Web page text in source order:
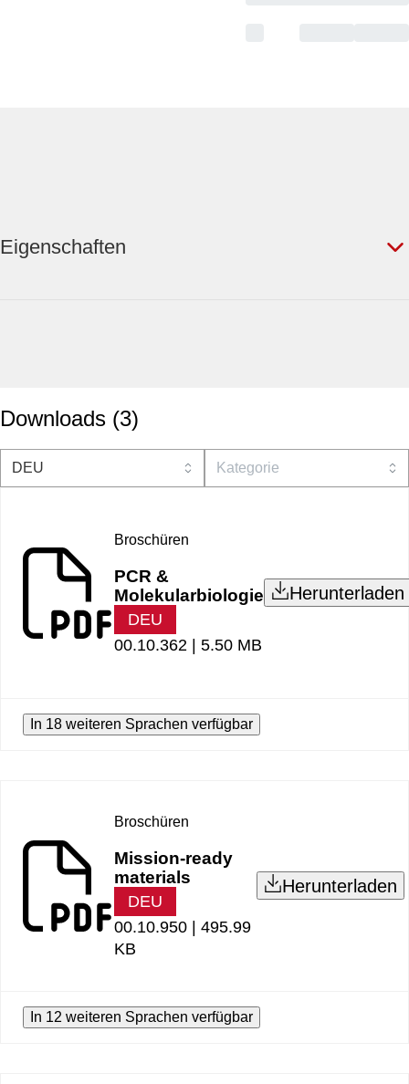
Eigenschaften
Downloads (3)
Broschüren
PCR &
Molekularbiologie
DEU
00.10.362 | 5.50 MB
Herunterladen
In 18 weiteren Sprachen verfügbar
Broschüren
Mission-ready
materials
DEU
00.10.950 | 495.99
KB
Herunterladen
In 12 weiteren Sprachen verfügbar